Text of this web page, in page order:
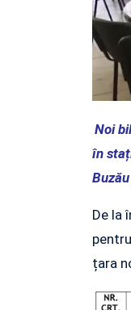
Noi
în
De la
țara